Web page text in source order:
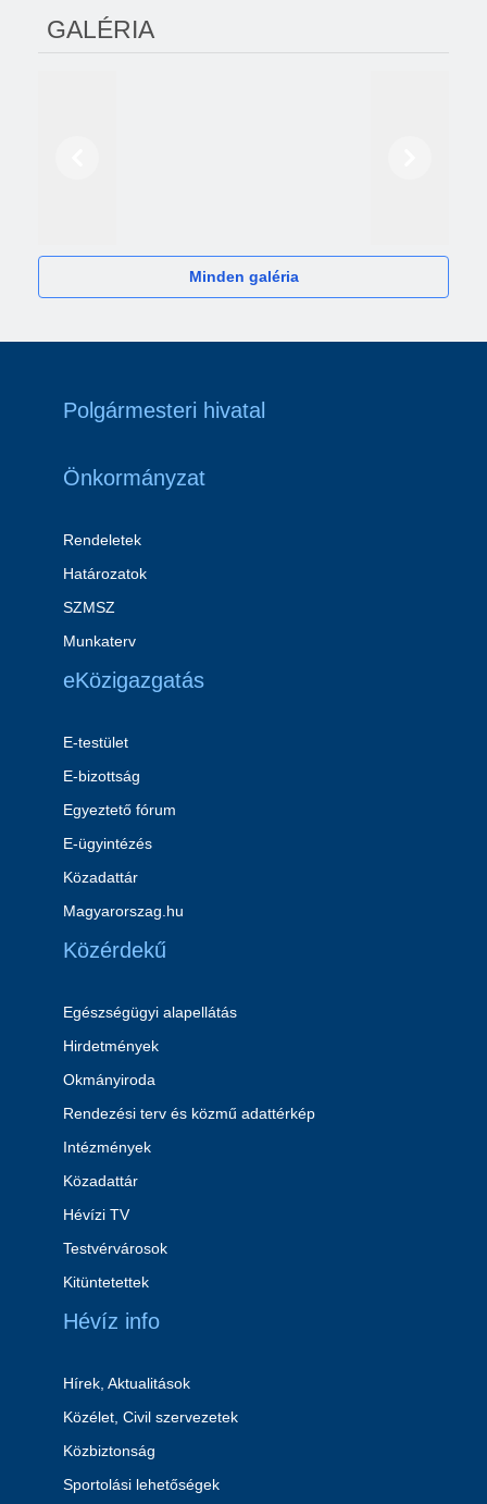
GALÉRIA
Minden galéria
Polgármesteri hivatal
Önkormányzat
Rendeletek
Határozatok
SZMSZ
Munkaterv
eKözigazgatás
E-testület
E-bizottság
Egyeztető fórum
E-ügyintézés
Közadattár
Magyarorszag.hu
Közérdekű
Egészségügyi alapellátás
Hirdetmények
Okmányiroda
Rendezési terv és közmű adattérkép
Intézmények
Közadattár
Hévízi TV
Testvérvárosok
Kitüntetettek
Hévíz info
Hírek, Aktualitások
Közélet, Civil szervezetek
Közbiztonság
Sportolási lehetőségek